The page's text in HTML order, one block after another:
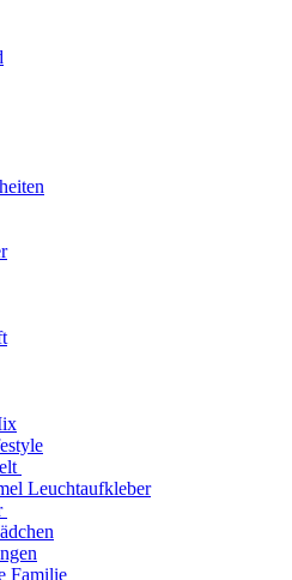
Leuchtaufkleber
Familie